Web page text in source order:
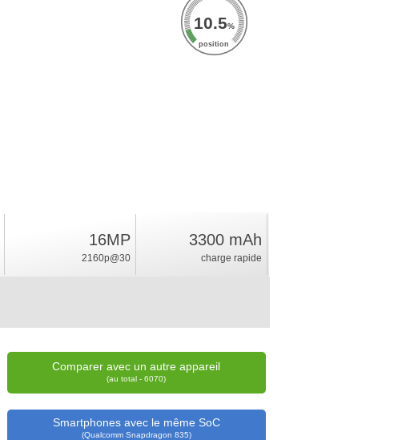
10.5%
position
16MP
2160p@30
3300 mAh
charge rapide
Comparer avec un autre appareil
(au total - 6070)
Smartphones avec le même SoC
(Qualcomm Snapdragon 835)